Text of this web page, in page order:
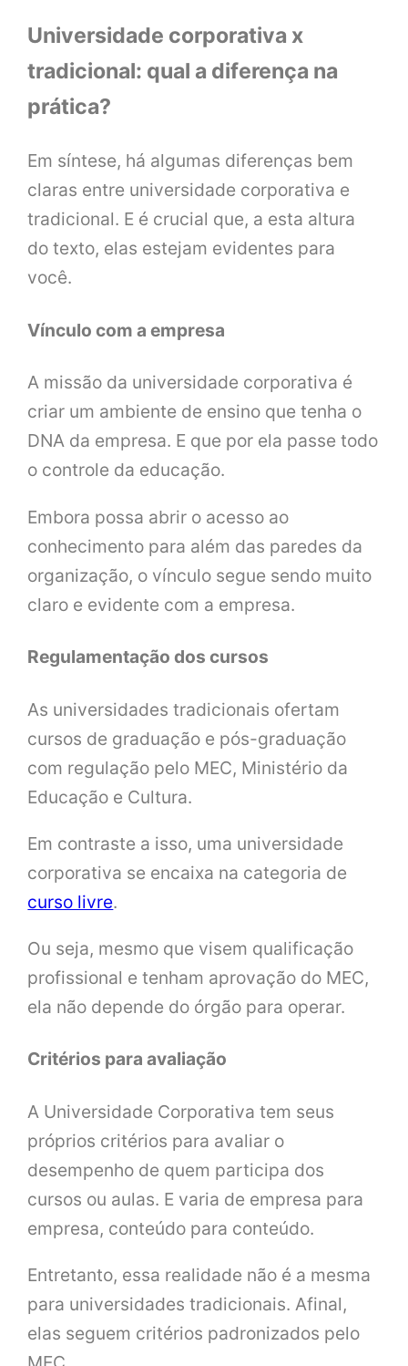
Universidade corporativa x
tradicional: qual a diferença na
prática?
Em síntese, há algumas diferenças bem
claras entre universidade corporativa e
tradicional. E é crucial que, a esta altura
do texto, elas estejam evidentes para
você.
Vínculo com a empresa
A missão da universidade corporativa é
criar um ambiente de ensino que tenha o
DNA da empresa. E que por ela passe todo
o controle da educação.
Embora possa abrir o acesso ao
conhecimento para além das paredes da
organização, o vínculo segue sendo muito
claro e evidente com a empresa.
Regulamentação dos cursos
As universidades tradicionais ofertam
cursos de graduação e pós-graduação
com regulação pelo MEC, Ministério da
Educação e Cultura.
Em contraste a isso, uma universidade
corporativa se encaixa na categoria de
curso livre.
Ou seja, mesmo que visem qualificação
profissional e tenham aprovação do MEC,
ela não depende do órgão para operar.
Critérios para avaliação
A Universidade Corporativa tem seus
próprios critérios para avaliar o
desempenho de quem participa dos
cursos ou aulas. E varia de empresa para
empresa, conteúdo para conteúdo.
Entretanto, essa realidade não é a mesma
para universidades tradicionais. Afinal,
elas seguem critérios padronizados pelo